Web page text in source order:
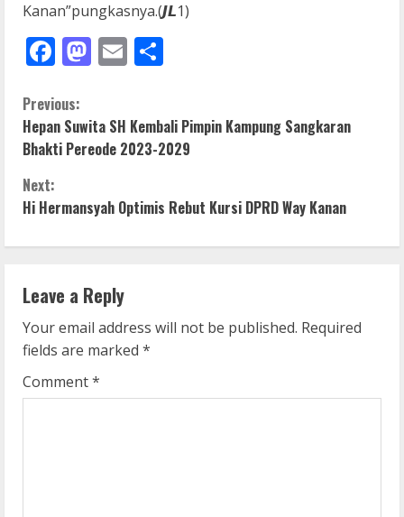
Kanan”pungkasnya.(𝙅𝙇1)
Facebook
Mastodon
Email
C
o
n
t
n
u
e
Previous:
Hepan Suwita SH Kembali Pimpin Kampung Sangkaran
Bhakti Pereode 2023-2029
Next:
Hi Hermansyah Optimis Rebut Kursi DPRD Way Kanan
Leave a Reply
Your email address will not be published. Required
fields are marked *
Comment*